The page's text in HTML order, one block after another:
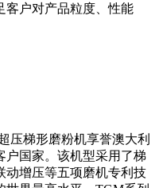
客户对产品粒度、性能
压梯形磨粉机享誉澳大利
户国家。该机型采用了梯
动增压等五项磨机专利技